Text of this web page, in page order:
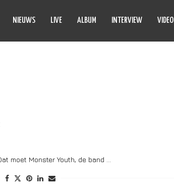
NIEUWS LIVE ALBUM INTERVIEW VIDEO
moet Monster Youth, de band …